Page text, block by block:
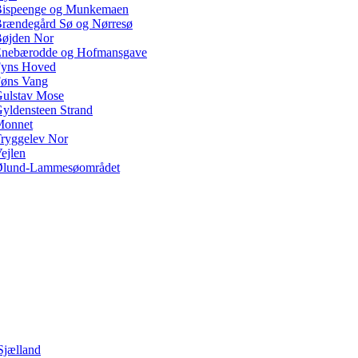
og Munkemaen
Sø og Nørresø
Nor
og Hofmansgave
Hoved
Vang
Mose
Strand
Nor
Lammesøområdet